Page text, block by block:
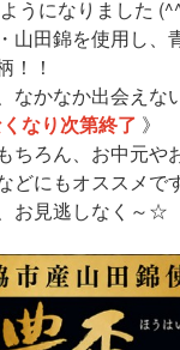
うになりました
山田錦を使用し、
！！
なかなか出会えな
なり次第終了 》
ちろん、お中元や
どにもオススメで
お見逃しなく～☆